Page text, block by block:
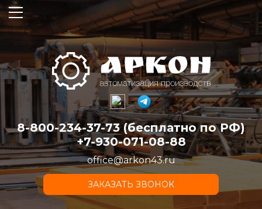
8-800-234-37-73 (бесплатно по РФ)
+7-930-071-08-88
office@arkon43.ru
ЗАКАЗАТЬ ЗВОНОК